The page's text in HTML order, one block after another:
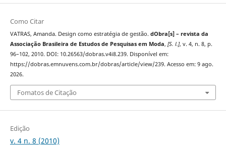
Como Citar
VATRAS, Amanda. Design como estratégia de gestão. dObra[s] – revista da
Associação Brasileira de Estudos de Pesquisas em Moda, [S. l.], v. 4, n. 8, p.
96–102, 2010. DOI: 10.26563/dobras.v4i8.239. Disponível em:
https://dobras.emnuvens.com.br/dobras/article/view/239. Acesso em: 9 ago.
2026.
Fomatos de Citação
Edição
v. 4 n. 8 (2010)